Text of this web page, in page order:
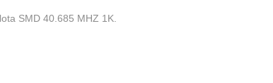
SMD 40.685 MHZ 1K.